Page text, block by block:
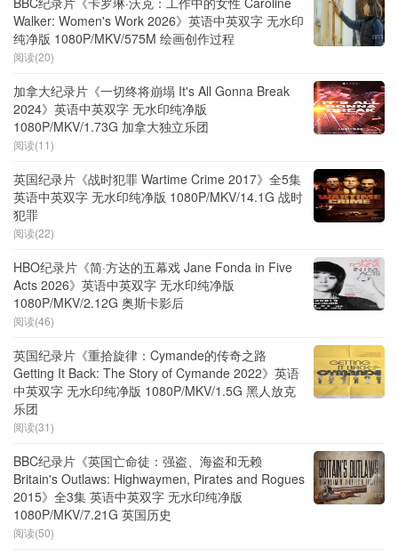
Walker: Women's Work 2026》英语中英双字 无水印
纯净版 1080P/MKV/575M 绘画创作过程
阅读(20)
加拿大纪录片《一切终将崩塌 It's All Gonna Break
2024》英语中英双字 无水印纯净版
1080P/MKV/1.73G 加拿大独立乐团
阅读(11)
英国纪录片《战时犯罪 Wartime Crime 2017》全5集
英语中英双字 无水印纯净版 1080P/MKV/14.1G 战时
犯罪
阅读(22)
HBO纪录片《简·方达的五幕戏 Jane Fonda in Five
Acts 2026》英语中英双字 无水印纯净版
1080P/MKV/2.12G 奥斯卡影后
阅读(46)
英国纪录片《重拾旋律：Cymande的传奇之路
Getting It Back: The Story of Cymande 2022》英语
中英双字 无水印纯净版 1080P/MKV/1.5G 黑人放克
乐团
阅读(31)
BBC纪录片《英国亡命徒：强盗、海盗和无赖
Britain's Outlaws: Highwaymen, Pirates and Rogues
2015》全3集 英语中英双字 无水印纯净版
1080P/MKV/7.21G 英国历史
阅读(50)